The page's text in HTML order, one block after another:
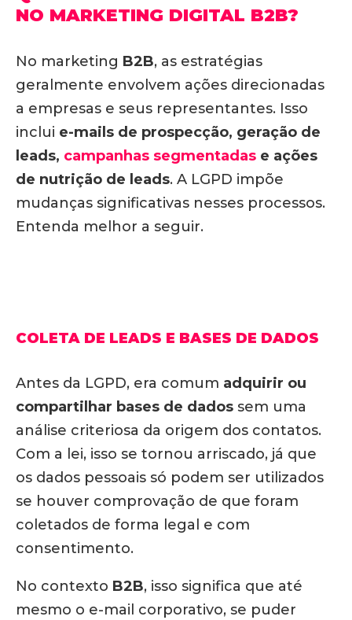
NO MARKETING DIGITAL B2B?
No marketing B2B, as estratégias
geralmente envolvem ações direcionadas
a empresas e seus representantes. Isso
inclui e-mails de prospecção, geração de
leads, campanhas segmentadas e ações
de nutrição de leads. A LGPD impõe
mudanças significativas nesses processos.
Entenda melhor a seguir.
COLETA DE LEADS E BASES DE DADOS
Antes da LGPD, era comum adquirir ou
compartilhar bases de dados sem uma
análise criteriosa da origem dos contatos.
Com a lei, isso se tornou arriscado, já que
os dados pessoais só podem ser utilizados
se houver comprovação de que foram
coletados de forma legal e com
consentimento.
No contexto B2B, isso significa que até
mesmo o e-mail corporativo, se puder